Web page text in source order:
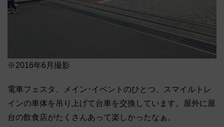
※2016年6月撮影
電車フェスタ、メイン･イベントのひとつ、スマイルトレ
インの車体を吊り上げて台車を交換しています。屋外に屋
台の飲食店がたくさんあって楽しかったなぁ。